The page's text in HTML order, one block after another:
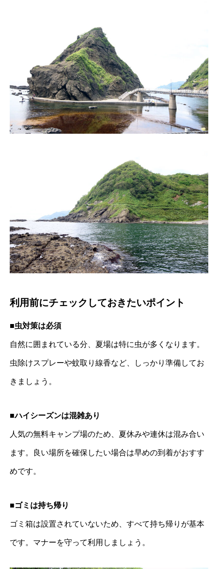
利用前にチェックしておきたいポイント
■虫対策は必須
自然に囲まれている分、夏場は特に虫が多くなります。
虫除けスプレーや蚊取り線香など、しっかり準備してお
きましょう。
■ハイシーズンは混雑あり
人気の無料キャンプ場のため、夏休みや連休は混み合い
ます。良い場所を確保したい場合は早めの到着がおすす
めです。
■ゴミは持ち帰り
ゴミ箱は設置されていないため、すべて持ち帰りが基本
です。マナーを守って利用しましょう。